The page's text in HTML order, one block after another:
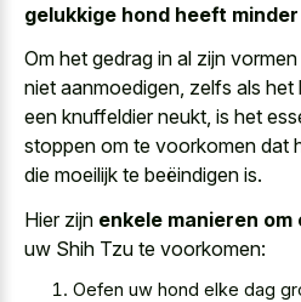
gelukkige hond heeft
Om het gedrag in al zijn
niet aanmoedigen, zelfs als het
een knuffeldier neukt, is het
stoppen om te voorkomen dat
die moeilijk te beëindigen is.
Hier zijn enkele manieren
uw Shih Tzu te voorkomen:
Oefen uw hond elke dag